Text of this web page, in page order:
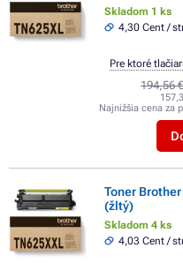
Skladom 1 ks
4,30 Cent /
194,56 €
Najnižšia cena za
Pre ktoré
Toner
(žltý)
Skladom 4 ks
4,03 Cent /